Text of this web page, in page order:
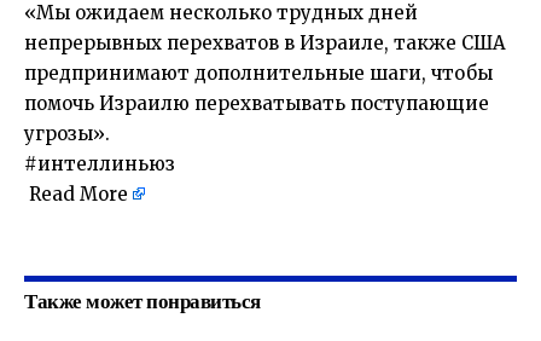
«Мы ожидаем несколько трудных дней
непрерывных перехватов в Израиле, также США
предпринимают дополнительные шаги, чтобы
помочь Израилю перехватывать поступающие
угрозы».
#интеллиньюз
Read More
Также может понравиться